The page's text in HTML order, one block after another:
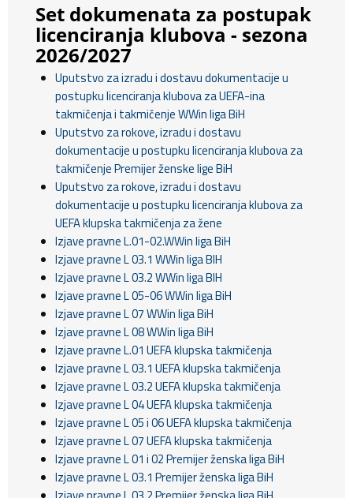
Set dokumenata za postupak
licenciranja klubova - sezona
2026/2027
Uputstvo za izradu i dostavu dokumentacije u
postupku licenciranja klubova za UEFA-ina
takmičenja i takmičenje WWin liga BiH
Uputstvo za rokove, izradu i dostavu
dokumentacije u postupku licenciranja klubova za
takmičenje Premijer ženske lige BiH
Uputstvo za rokove, izradu i dostavu
dokumentacije u postupku licenciranja klubova za
UEFA klupska takmičenja za žene
Izjave pravne L.01-02.WWin liga BiH
Izjave pravne L 03.1 WWin liga BIH
Izjave pravne L 03.2 WWin liga BIH
Izjave pravne L 05-06 WWin liga BiH
Izjave pravne L 07 WWin liga BiH
Izjave pravne L 08 WWin liga BiH
Izjave pravne L.01 UEFA klupska takmičenja
Izjave pravne L 03.1 UEFA klupska takmičenja
Izjave pravne L 03.2 UEFA klupska takmičenja
Izjave pravne L 04 UEFA klupska takmičenja
Izjave pravne L 05 i 06 UEFA klupska takmičenja
Izjave pravne L 07 UEFA klupska takmičenja
Izjave pravne L 01 i 02 Premijer ženska liga BiH
Izjave pravne L 03.1 Premijer ženska liga BiH